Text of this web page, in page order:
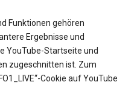
Funktionen gehören
Ergebnisse und
YouTube-Startseite und
zugeschnitten ist. Zum
Cookie auf YouTube